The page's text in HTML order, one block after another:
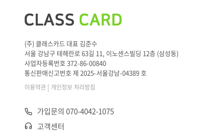
(주) 클래스카드 대표 김준수
서울 강남구 테헤란로 63길 11, 이노센스빌딩 12층 (삼성동)
사업자등록번호 372-86-00840
통신판매신고번호 제 2025-서울강남-04389 호
이용약관 | 개인정보 처리방침
가입문의 070-4042-1075
고객센터